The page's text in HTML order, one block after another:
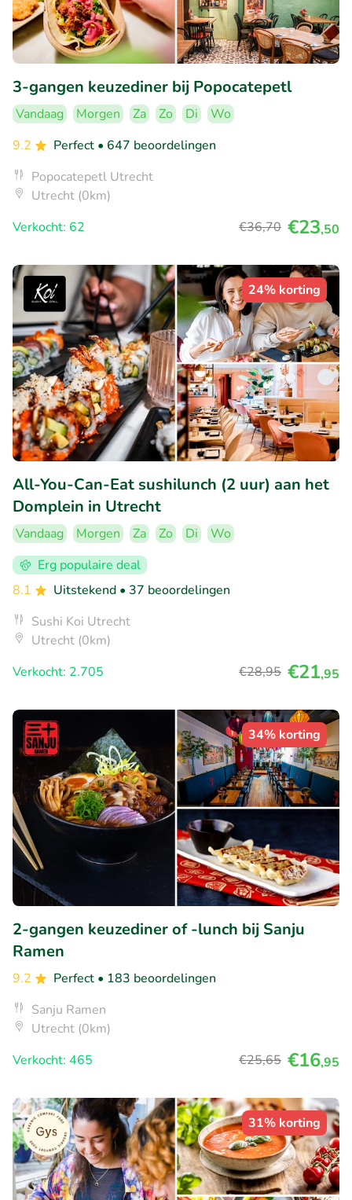
3-gangen keuzediner bij Popocatepetl
Vandaag Morgen Za Zo Di
Wo
9.2
Perfect • 647 beoordelingen
Popocatepetl Utrecht
Utrecht (0km)
Verkocht: 62
€36,70 €23,50
24% korting
All-You-Can-Eat sushilunch (2 uur) aan het
Domplein in Utrecht
Vandaag Morgen Za Zo Di
Wo
Erg populaire deal
8.1
Uitstekend • 37 beoordelingen
Sushi Koi Utrecht
Utrecht (0km)
Verkocht: 2.705
€28,95 €21,95
34% korting
2-gangen keuzediner of -lunch bij Sanju
Ramen
9.2 Perfect • 183 beoordelingen
Sanju Ramen
Utrecht (0km)
Verkocht: 465
€25,65 €16,95
31% korting